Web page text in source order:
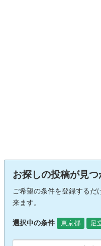
お探しの投稿が見
ご希望の条件を登録するだ
来ます。
選択中の条件 東京都 足